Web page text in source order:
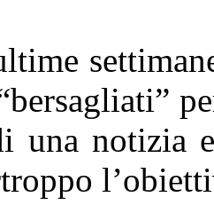
una notizia